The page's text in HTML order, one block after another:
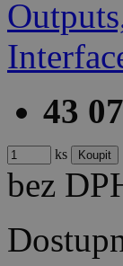
43
ks
bez